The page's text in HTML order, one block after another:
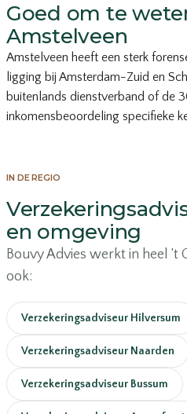
Goed om te
Amstelveen
Amstelveen heeft een sterk
ligging bij Amsterdam-Zuid en
buitenlands dienstverband of de
inkomensbeoordeling specifieke
IN DE REGIO
en omgeving
Bouvy Advies werkt in heel ’t
ook:
Verzekeringsadviseur Hilversum
Verzekeringsadviseur Naarden
Verzekeringsadviseur Bussum